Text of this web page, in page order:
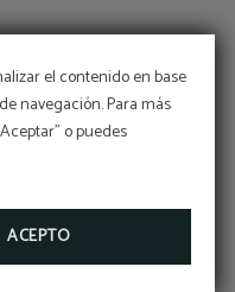
el contenido en base
navegación. Para más
o puedes
ACEPTO